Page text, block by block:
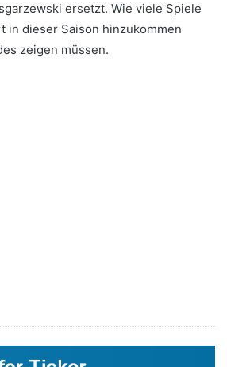
ersetzt. Wie viele Spiele
in dieser Saison hinzukommen
zeigen müssen.